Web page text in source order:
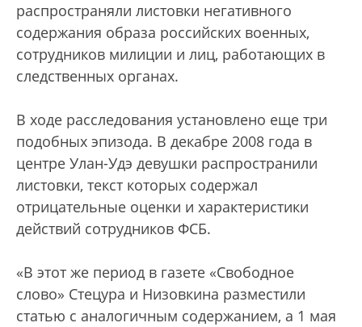
распространяли листовки негативного
содержания образа российских военных,
сотрудников милиции и лиц, работающих в
следственных органах.
В ходе расследования установлено еще три
подобных эпизода. В декабре 2008 года в
центре Улан-Удэ девушки распространили
листовки, текст которых содержал
отрицательные оценки и характеристики
действий сотрудников ФСБ.
«В этот же период в газете «Свободное
слово» Стецура и Низовкина разместили
статью с аналогичным содержанием, а 1 мая